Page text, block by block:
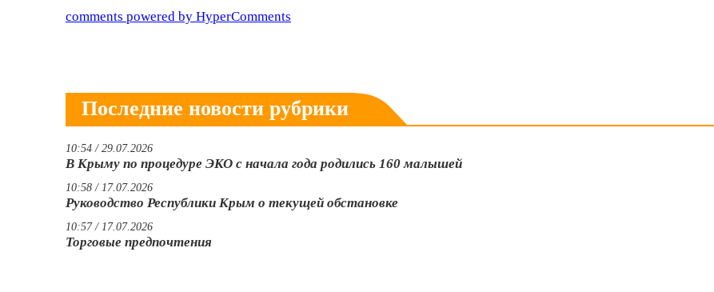
comments powered by HyperComments
Последние новости рубрики
10:54 / 29.07.2026
В Крыму по процедуре ЭКО с начала года родились 160 малышей
10:58 / 17.07.2026
Руководство Республики Крым о текущей обстановке
10:57 / 17.07.2026
Торговые предпочтения